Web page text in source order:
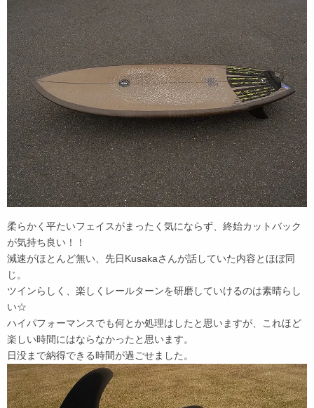
柔らかく平たいフェイスがまったく気にならず、終始カットバック
が気持ち良い！！
減速がほとんど無い、先日Kusakaさんが話していた内容とほぼ同
じ。
ツインらしく、楽しくレールターンを研磨していけるのは素晴らし
い☆
ハイパフォーマンスでも何とか処理はしたと思いますが、これほど
楽しい時間にはならなかったと思います。
日没まで納得できる時間が過ごせました。